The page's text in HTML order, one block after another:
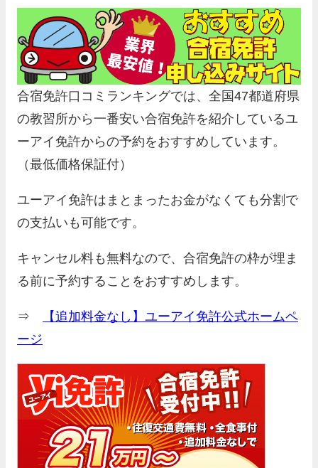
合宿免許口コミランキングでは、全国47都道府県
の教習所から一番安い合宿免許を紹介しているユ
ーアイ免許からの予約をおすすめしています。
（最低価格保証付）
ユーアイ免許はまとまったお金がなくても分割で
の支払いも可能です。
キャンセル料も無料なので、合宿免許の枠が埋ま
る前に予約することをおすすめします。
⇒
【追加料金なし】ユーアイ免許公式ホームペ
ージ